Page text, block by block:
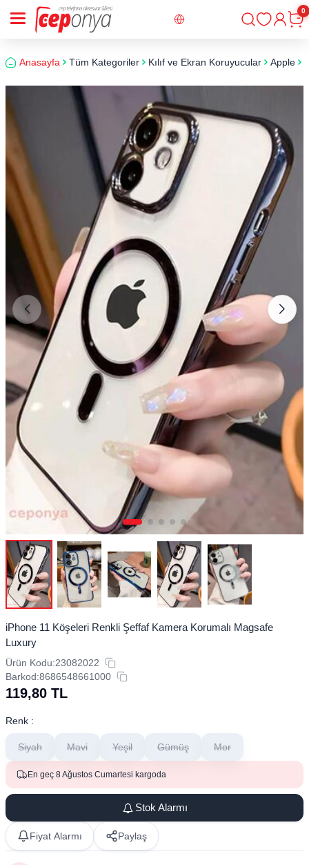
Giriş
0
Anasayfa Tüm Kategoriler Kılıf ve Ekran Koruyucular Apple
iPhone 11 Köşeleri Renkli Şeffaf Kamera Korumalı Magsafe
Luxury
Ürün Kodu:23082022
Barkod:8686548661000
119,80 TL
Renk :
Siyah Mavi Yeşil Gümüş Mor
En geç 8 Ağustos Cumartesi kargoda
Stok Alarmı
Fiyat Alarmı Paylaş